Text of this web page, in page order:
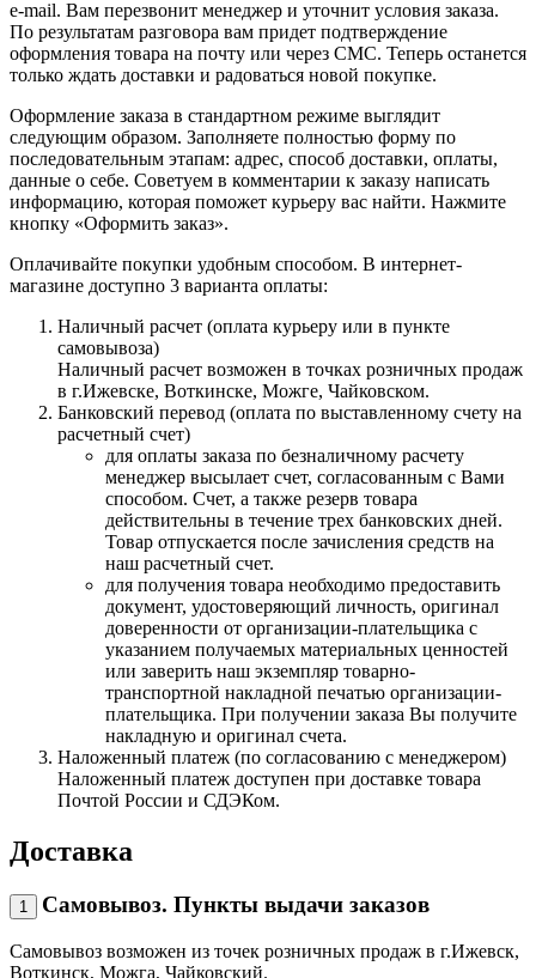
e-mail. Вам перезвонит менеджер и уточнит условия заказа.
По результатам разговора вам придет подтверждение
оформления товара на почту или через СМС. Теперь останется
только ждать доставки и радоваться новой покупке.
Оформление заказа в стандартном режиме выглядит
следующим образом. Заполняете полностью форму по
последовательным этапам: адрес, способ доставки, оплаты,
данные о себе. Советуем в комментарии к заказу написать
информацию, которая поможет курьеру вас найти. Нажмите
кнопку «Оформить заказ».
Оплачивайте покупки удобным способом. В интернет-
магазине доступно 3 варианта оплаты:
Наличный расчет (оплата курьеру или в пункте
самовывоза)
Наличный расчет возможен в точках розничных продаж
в г.Ижевске, Воткинске, Можге, Чайковском.
Банковский перевод (оплата по выставленному счету на
расчетный счет)
для оплаты заказа по безналичному расчету
менеджер высылает счет, согласованным с Вами
способом. Счет, а также резерв товара
действительны в течение трех банковских дней.
Товар отпускается после зачисления средств на
наш расчетный счет.
для получения товара необходимо предоставить
документ, удостоверяющий личность, оригинал
доверенности от организации-плательщика с
указанием получаемых материальных ценностей
или заверить наш экземпляр товарно-
транспортной накладной печатью организации-
плательщика. При получении заказа Вы получите
накладную и оригинал счета.
Наложенный платеж (по согласованию с менеджером)
Наложенный платеж доступен при доставке товара
Почтой России и СДЭКом.
Доставка
1 Самовывоз. Пункты выдачи заказов
Самовывоз возможен из точек розничных продаж в г.Ижевск,
Воткинск, Можга, Чайковский.